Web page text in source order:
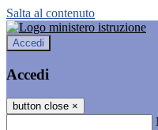
Salta al contenuto
Accedi
Accedi
button close ×